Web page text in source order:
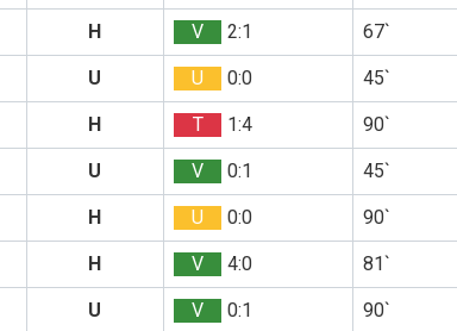
H V 2:1 67`
U U 0:0 45`
H T 1:4 90`
U V 0:1 45`
H U 0:0 90`
H V 4:0 81`
U V 0:1 90`